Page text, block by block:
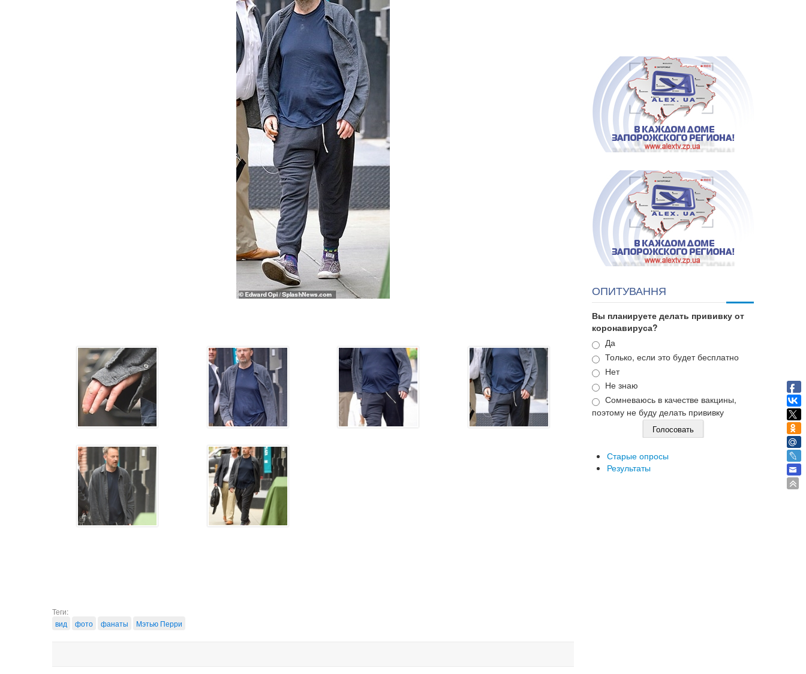
Теги:
вид
фото фанаты Мэтью Перри
ОПИТУВАННЯ
Вы планируете делать прививку от
коронавируса?
Варианты
Да
Только, если это будет бесплатно
Нет
Не знаю
Сомневаюсь в качестве вакцины,
поэтому не буду делать прививку
Старые опросы
Результаты